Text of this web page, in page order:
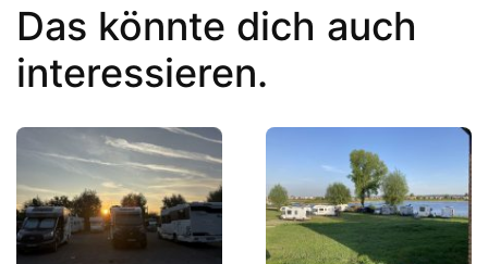
Das könnte dich auch
interessieren.